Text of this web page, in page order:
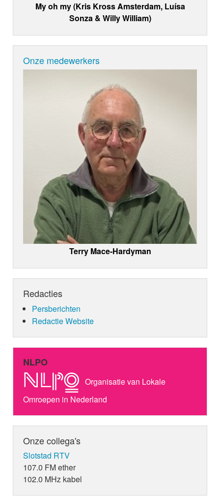
My oh my (Kris Kross Amsterdam, Luísa
Sonza & Willy William)
Onze medewerkers
Terry Mace-Hardyman
Redacties
Persberichten
Redactie Website
NLPO
Organisatie van Lokale
Omroepen in Nederland
Onze collega's
Slotstad RTV
107.0 FM ether
102.0 MHz kabel